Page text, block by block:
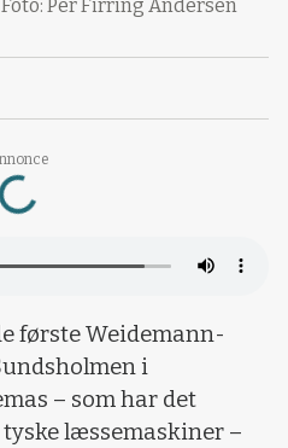
Loading...
Per Firring Andersen
første Weidemann-
i
– som har det
læssemaskiner –